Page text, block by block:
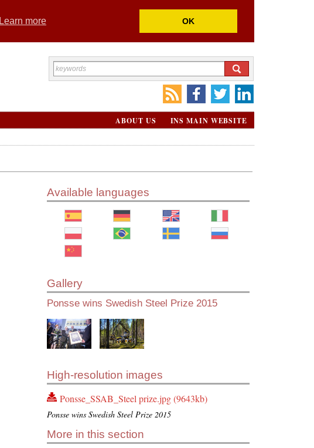
Learn more OK
INS MAIN WEBSITE
ABOUT US
Available languages
Gallery
Ponsse wins Swedish Steel Prize 2015
High-resolution images
Ponsse_SSAB_Steel prize.jpg (9643kb)
Ponsse wins Swedish Steel Prize 2015
More in this section